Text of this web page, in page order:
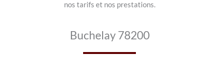
nos tarifs et nos prestations.
Buchelay 78200